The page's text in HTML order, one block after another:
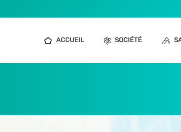
ACCUEIL SOCIÉTÉ